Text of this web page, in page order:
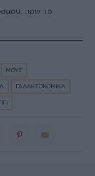
πριν το
ΜΟΥΣ
ΓΑΛΑΚΤΟΚΟΜΙΚΑ